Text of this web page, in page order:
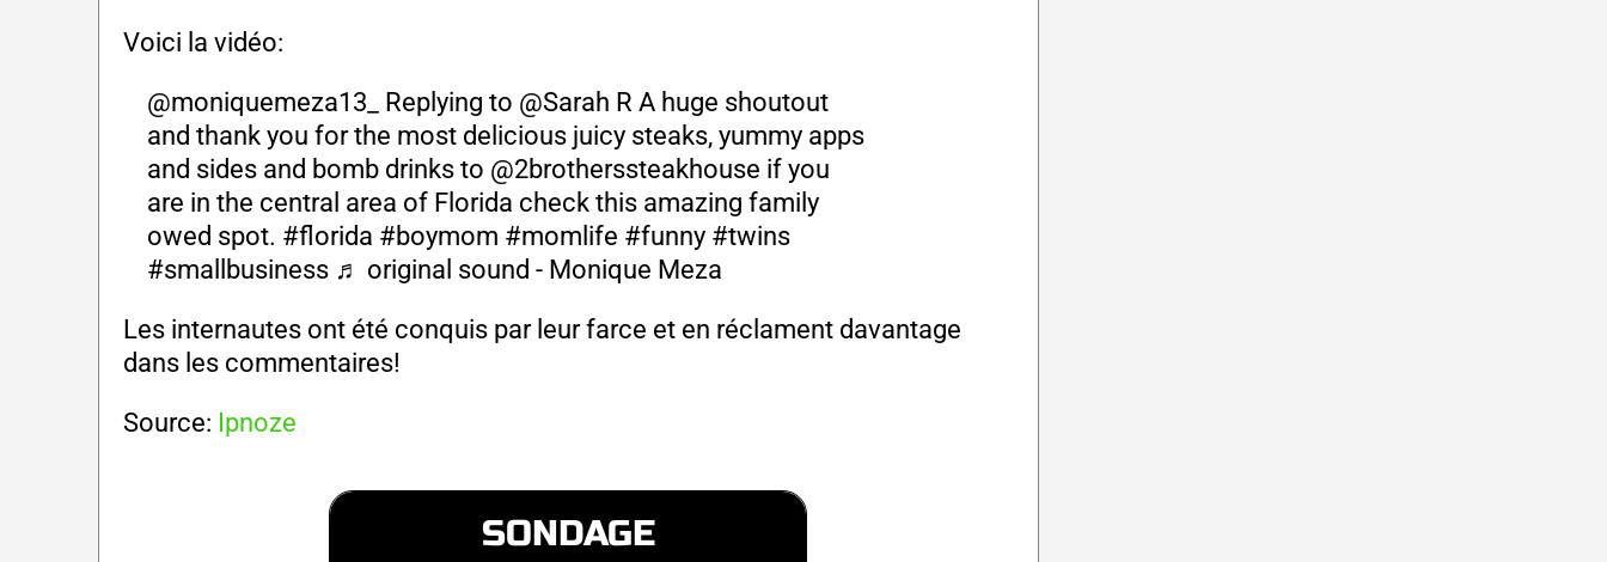
Voici la vidéo:
@moniquemeza13_
Replying to @Sarah R A huge shoutout
and thank you for the most delicious juicy steaks, yummy apps
and sides and bomb drinks to @2brotherssteakhouse if you
are in the central area of Florida check this amazing family
owed spot. #florida #boymom #momlife #funny #twins
#smallbusiness ♬ original sound - Monique Meza
Les internautes ont été conquis par leur farce et en réclament davantage
dans les commentaires!
Source: Ipnoze
SONDAGE